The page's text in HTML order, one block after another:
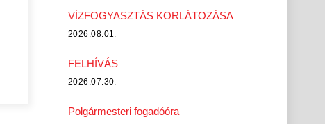
VÍZFOGYASZTÁS KORLÁTOZÁSA
2026.08.01.
FELHÍVÁS
2026.07.30.
Polgármesteri fogadóóra